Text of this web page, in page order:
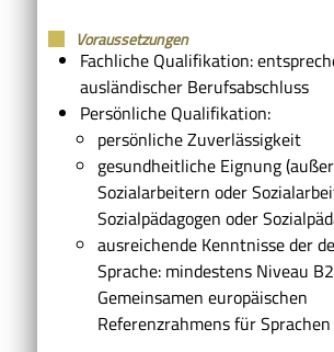
Voraussetzungen
Fachliche Qualifikation:
ausländischer Berufsabschluss
Persönliche Qualifikation:
persönliche Zuverlässigkeit
gesundheitliche Eignung
Sozialarbeitern oder
Sozialpädagogen oder
ausreichende Kenntnisse der
Sprache: mindestens Niveau
Gemeinsamen europäischen
Referenzrahmens für Sprachen